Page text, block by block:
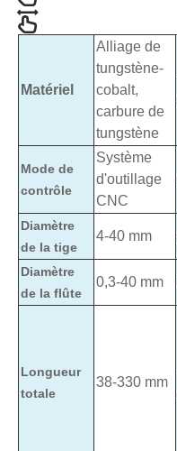
Matériel
Alliage de
tungstène-
cobalt,
carbure de
tungstène
Mode de
contrôle
Système
d'outillage
CNC
Diamètre
de la tige
4-40 mm
Diamètre
de la flûte
0,3-40 mm
Longueur
totale
38-330 mm